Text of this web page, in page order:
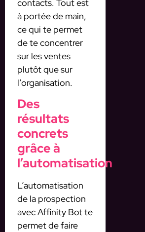
contacts. Tout est
à portée de main,
ce qui te permet
de te concentrer
sur les ventes
plutôt que sur
l’organisation.
Des
résultats
concrets
grâce à
l’automatisation
L’automatisation
de la prospection
avec Affinity Bot te
permet de faire